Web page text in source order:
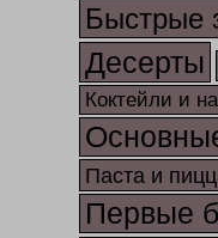
Быстрые
Десерты
Коктейли и
Паста и
Первые